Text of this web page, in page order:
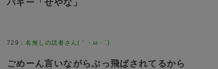
バギー「せやな」
729 ：名無しの読者さん(｀・ω・´)
ごめーん言いながらぶっ飛ばされてるから